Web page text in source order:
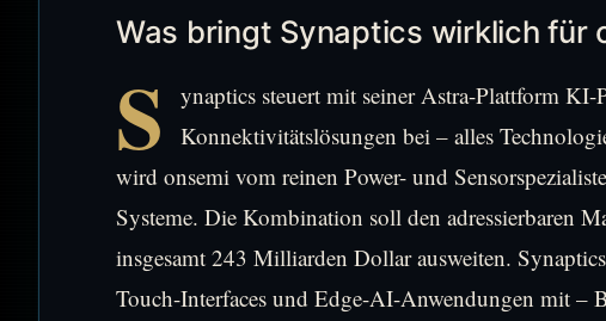
Was bringt Synaptics wirklich für
S
ynaptics steuert mit seiner Astra-Plattform
Konnektivitätslösungen bei – alles
wird onsemi vom reinen Power- und
Systeme. Die Kombination soll den adressierbaren
insgesamt 243 Milliarden Dollar ausweiten.
Touch-Interfaces und Edge-AI-Anwendungen mit –